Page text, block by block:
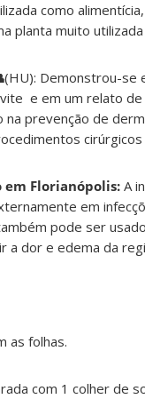
como
planta muito
(HU): Demonstrou-se
e em um relato
prevenção de
em Florianópolis: A
em
pode ser
a dor e edema da
as folhas.
com 1 colher de